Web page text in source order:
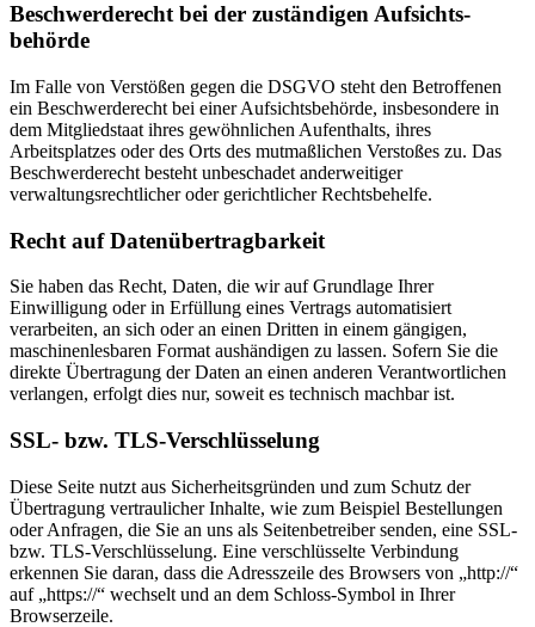
Beschwerde­recht bei der zuständigen Aufsichts­
behörde
Im Falle von Verstößen gegen die DSGVO steht den Betroffenen
ein Beschwerderecht bei einer Aufsichtsbehörde, insbesondere in
dem Mitgliedstaat ihres gewöhnlichen Aufenthalts, ihres
Arbeitsplatzes oder des Orts des mutmaßlichen Verstoßes zu. Das
Beschwerderecht besteht unbeschadet anderweitiger
verwaltungsrechtlicher oder gerichtlicher Rechtsbehelfe.
Recht auf Daten­übertrag­barkeit
Sie haben das Recht, Daten, die wir auf Grundlage Ihrer
Einwilligung oder in Erfüllung eines Vertrags automatisiert
verarbeiten, an sich oder an einen Dritten in einem gängigen,
maschinenlesbaren Format aushändigen zu lassen. Sofern Sie die
direkte Übertragung der Daten an einen anderen Verantwortlichen
verlangen, erfolgt dies nur, soweit es technisch machbar ist.
SSL- bzw. TLS-Verschlüsselung
Diese Seite nutzt aus Sicherheitsgründen und zum Schutz der
Übertragung vertraulicher Inhalte, wie zum Beispiel Bestellungen
oder Anfragen, die Sie an uns als Seitenbetreiber senden, eine SSL-
bzw. TLS-Verschlüsselung. Eine verschlüsselte Verbindung
erkennen Sie daran, dass die Adresszeile des Browsers von „http://“
auf „https://“ wechselt und an dem Schloss-Symbol in Ihrer
Browserzeile.